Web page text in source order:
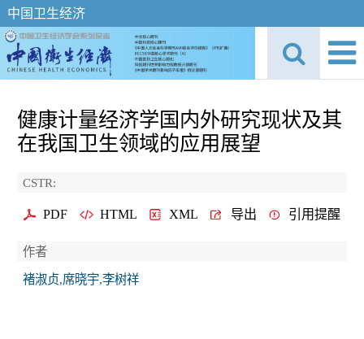
中国卫生经济
健康计量经济学国内外研究现状及其
在我国卫生领域的应用展望
CSTR:
PDF HTML XML 导出 引用提醒
作者
褚淑贞,席晓宇,李树祥